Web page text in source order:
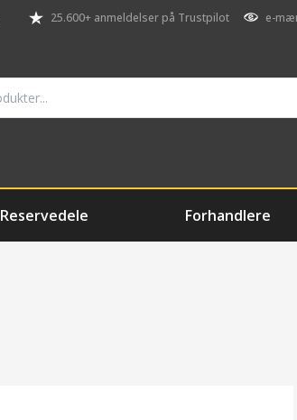
25.600+ anmeldelser på Trustpilot e-
Reservedele Forhandlere